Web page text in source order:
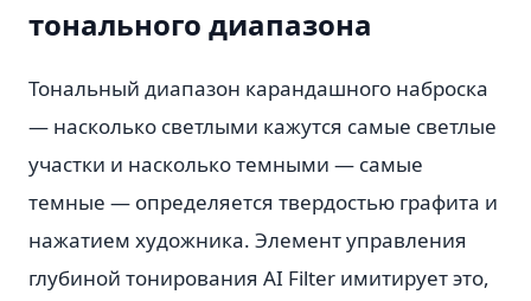
тонального диапазона
Тональный диапазон карандашного наброска
— насколько светлыми кажутся самые светлые
участки и насколько темными — самые
темные — определяется твердостью графита и
нажатием художника. Элемент управления
глубиной тонирования AI Filter имитирует это,